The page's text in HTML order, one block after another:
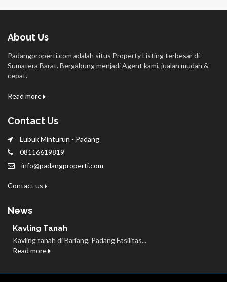
About Us
Padangproperti.com adalah situs Property Listing terbesar di
Sumatera Barat. Bergabung menjadi Agent kami, jualan mudah &
cepat.
Read more
Contact Us
Lubuk Minturun - Padang
08116619819
info@padangproperti.com
Contact us
News
Kavling Tanah
Kavling tanah di Bariang, Padang Fasilitas...
Read more